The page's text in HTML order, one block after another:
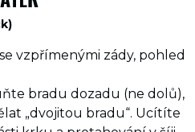
vzpřímenými zády, pohled
bradu dozadu (ne dolů),
„dvojitou bradu“. Ucítíte